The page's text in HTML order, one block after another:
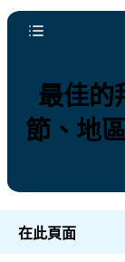
最佳的
節、地
在此頁面